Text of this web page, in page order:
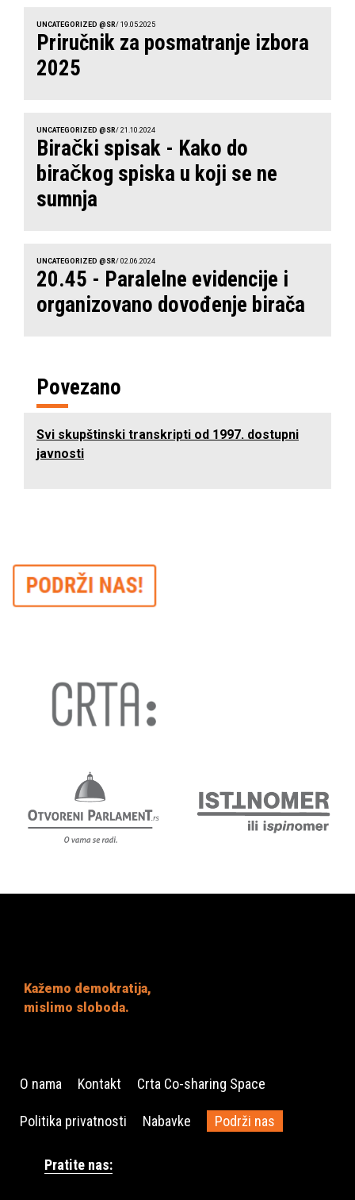
UNCATEGORIZED @SR/ 19.05.2025
Priručnik za posmatranje izbora
2025
UNCATEGORIZED @SR/ 21.10.2024
Birački spisak - Kako do
biračkog spiska u koji se ne
sumnja
UNCATEGORIZED @SR/ 02.06.2024
20.45 - Paralelne evidencije i
organizovano dovođenje birača
Povezano
Svi skupštinski transkripti od 1997. dostupni
javnosti
Kažemo demokratija,
mislimo sloboda.
O nama Kontakt Crta Co-sharing Space
Politika privatnosti Nabavke Podrži nas
Pratite nas: